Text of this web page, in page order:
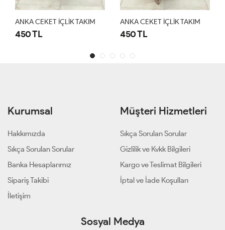
ANKA CEKET İÇLİK TAKIM
450 TL
ANKA CEKET İÇLİK TAKIM
450 TL
Kurumsal
Hakkımızda
Sıkça Sorulan Sorular
Banka Hesaplarımız
Sipariş Takibi
İletişim
Müşteri Hizmetleri
Sıkça Sorulan Sorular
Gizlilik ve Kvkk Bilgileri
Kargo ve Teslimat Bilgileri
İptal ve İade Koşulları
Sosyal Medya